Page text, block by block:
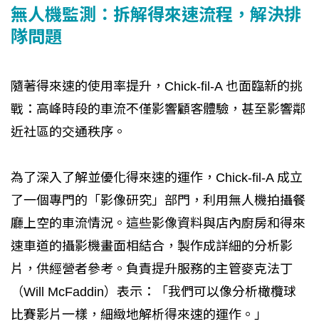
無人機監測：拆解得來速流程，解決排
隊問題
隨著得來速的使用率提升，Chick-fil-A 也面臨新的挑
戰：高峰時段的車流不僅影響顧客體驗，甚至影響鄰
近社區的交通秩序。
為了深入了解並優化得來速的運作，Chick-fil-A 成立
了一個專門的「影像研究」部門，利用無人機拍攝餐
廳上空的車流情況。這些影像資料與店內廚房和得來
速車道的攝影機畫面相結合，製作成詳細的分析影
片，供經營者參考。負責提升服務的主管麥克法丁
（Will McFaddin）表示：「我們可以像分析橄欖球
比賽影片一樣，細緻地解析得來速的運作。」